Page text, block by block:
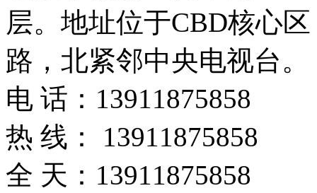
层。地址位于CBD核心
路，北紧邻中央电视台。
电 话： 13911875858
热 线：
13911875858
全 天： 13911875858